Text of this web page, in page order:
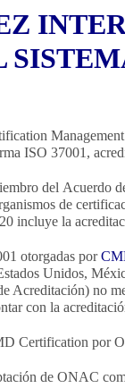
ISO 37001,
del Acuerdo
de
incluye la
otorgadas por
Unidos,
Acreditación) no
con la
Certification por
de ONAC